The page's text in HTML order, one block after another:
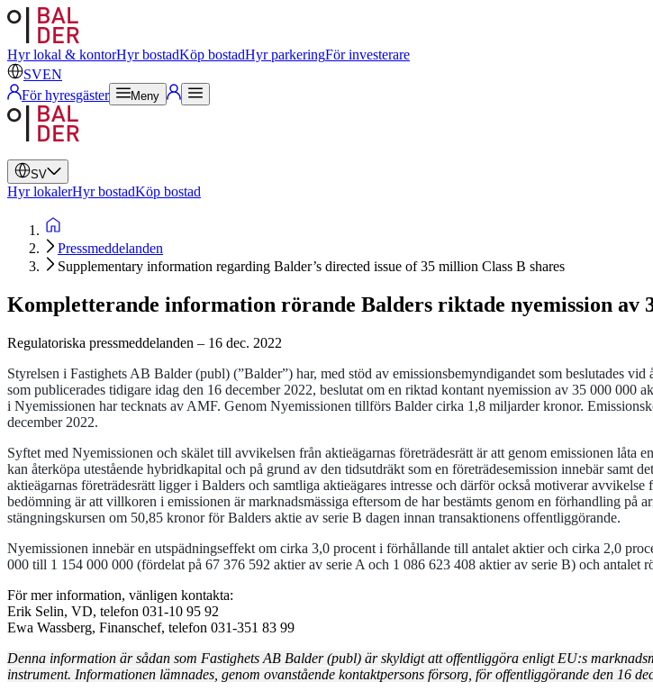
Hyr lokal & kontorHyr bostadKöp bostadHyr parkeringFör investerare
SVEN
För hyresgäster
Meny
SV
Svenska
Engelska
Hyr lokalerHyr bostadKöp bostad
Pressmeddelanden
Supplementary information regarding Balder’s directed issue of 35 million Class B shares
Kompletterande information rörande Balders riktade nyemission av
Regulatoriska pressmeddelanden – 16 dec. 2022
Styrelsen i Fastighets AB Balder (publ) (”Balder”) har, med stöd av emissionsbemyndigandet som beslutades
som publicerades tidigare idag den 16 december 2022, beslutat om en riktad kontant nyemission av 35 000
i Nyemissionen har tecknats av AMF. Genom Nyemissionen tillförs Balder cirka 1,8 miljarder kronor.
december 2022.
Syftet med Nyemissionen och skälet till avvikelsen från aktieägarnas företrädesrätt är att genom emissionen
kan återköpa utestående hybridkapital och på grund av den tidsutdräkt som en företrädesemission innebär samt
aktieägarnas företrädesrätt ligger i Balders och samtliga aktieägares intresse och därför också motiverar
bedömning är att villkoren i emissionen är marknadsmässiga eftersom de har bestämts genom en förhandling
stängningskursen om 50,85 kronor för Balders aktie av serie B dagen innan transaktionens offentliggörande.
Nyemissionen innebär en utspädningseffekt om cirka 3,0 procent i förhållande till antalet aktier och cirka 2,0
000 till 1 154 000 000 (fördelat på 67 376 592 aktier av serie A och 1 086 623 408 aktier av serie B) och antalet
För mer information, vänligen kontakta:
Erik Selin, VD, telefon 031-10 95 92
Ewa Wassberg, Finanschef, telefon 031-351 83 99
Denna information är sådan som Fastighets AB Balder (publ) är skyldigt att offentliggöra enligt EU:s
instrument. Informationen lämnades, genom ovanstående kontaktpersons försorg, för offentliggörande den 16